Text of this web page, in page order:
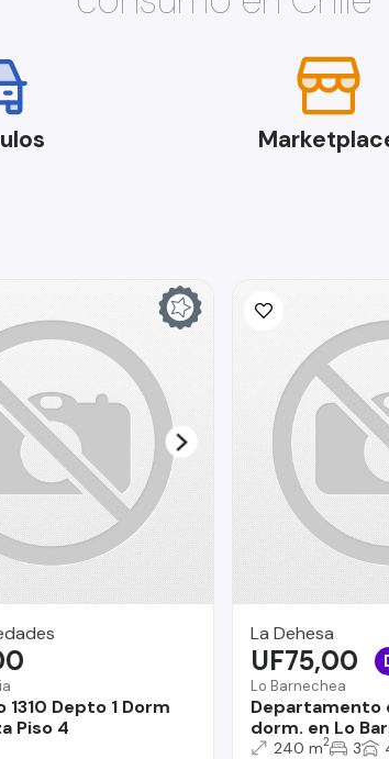
Depto 1 Dorm
Piso 4
La Dehesa
Lo Barnechea
Departamento
dorm. en Lo
UF75,00
240 m2 3